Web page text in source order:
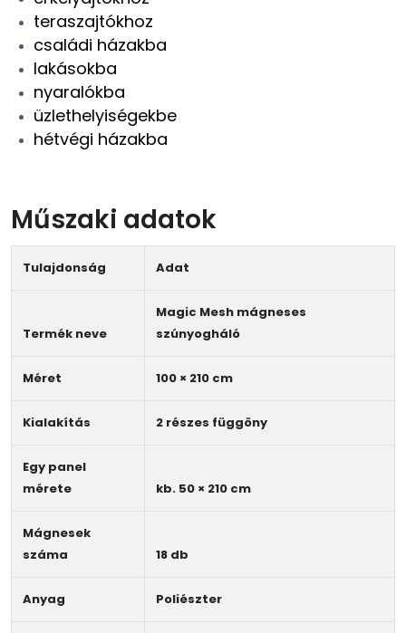
teraszajtókhoz
családi házakba
lakásokba
nyaralókba
üzlethelyiségekbe
hétvégi házakba
Műszaki adatok
Tulajdonság Adat
Termék neve
Magic Mesh mágneses
szúnyogháló
Méret 100 × 210 cm
Kialakítás 2 részes függöny
Egy panel
mérete
kb. 50 × 210 cm
Mágnesek
száma
18 db
Anyag Poliészter